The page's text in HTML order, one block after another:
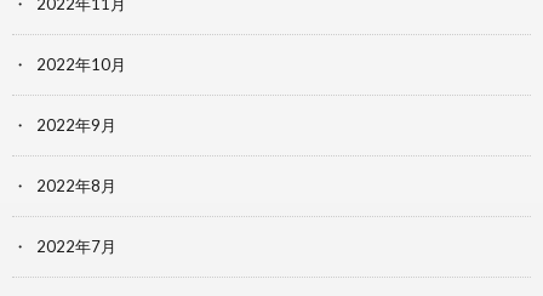
2022年10月
2022年9月
2022年8月
2022年7月